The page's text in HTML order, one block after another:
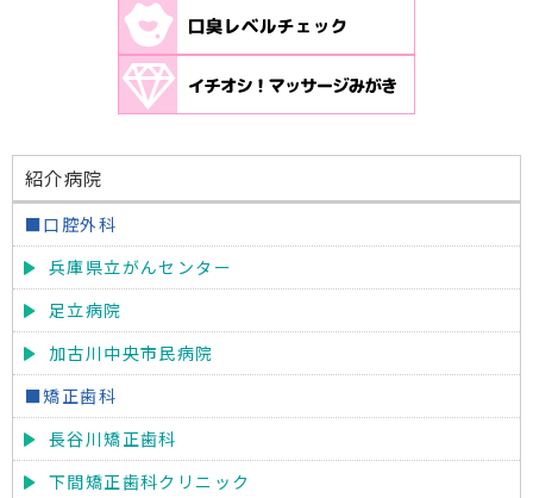
紹介病院
■口腔外科
兵庫県立がんセンター
足立病院
加古川中央市民病院
■矯正歯科
長谷川矯正歯科
下間矯正歯科クリニック